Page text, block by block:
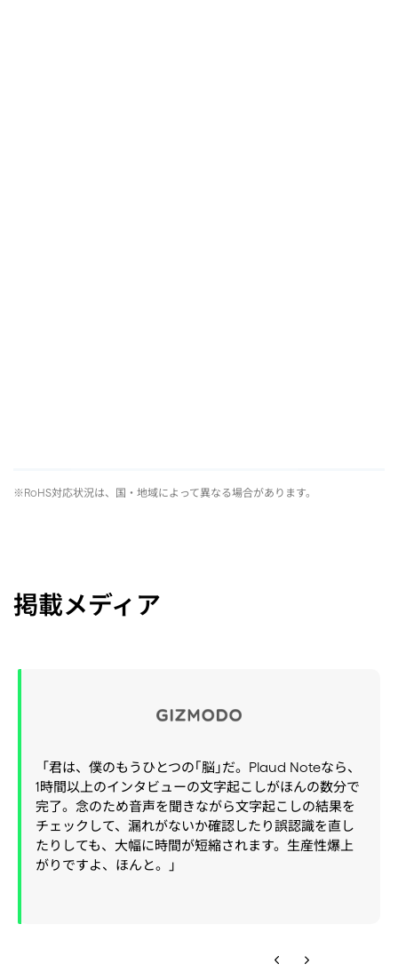
※RoHS対応状況は、国・地域によって異なる場合があります。
掲載メディア
「君は、僕のもうひとつの｢脳｣だ。Plaud Noteなら、
1時間以上のインタビューの文字起こしがほんの数分で
完了。念のため音声を聞きながら文字起こしの結果を
チェックして、漏れがないか確認したり誤認識を直し
たりしても、大幅に時間が短縮されます。生産性爆上
がりですよ、ほんと。」